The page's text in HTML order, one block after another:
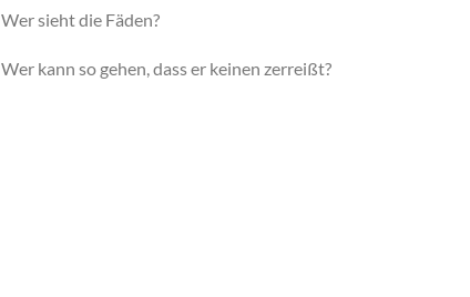
Wer sieht die Fäden?
Wer kann so gehen, dass er keinen zerreißt?